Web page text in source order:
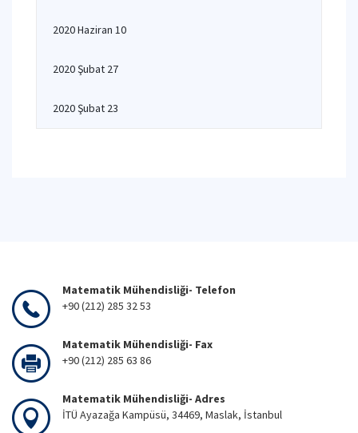
2020 Haziran 10
2020 Şubat 27
2020 Şubat 23
Matematik Mühendisliği- Telefon
+90 (212) 285 32 53
Matematik Mühendisliği- Fax
+90 (212) 285 63 86
Matematik Mühendisliği- Adres
İTÜ Ayazağa Kampüsü, 34469, Maslak, İstanbul